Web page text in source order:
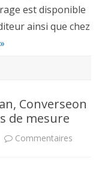
est disponible
ainsi que chez
Converseon
de mesure
Commentaires